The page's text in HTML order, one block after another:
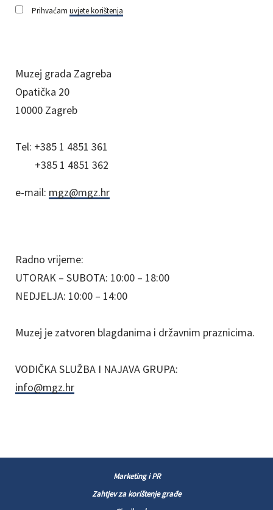
Prihvaćam uvjete korištenja
Muzej grada Zagreba
Opatička 20
10000 Zagreb
Tel: +385 1 4851 361
+385 1 4851 362
e-mail: mgz@mgz.hr
Radno vrijeme:
UTORAK – SUBOTA: 10:00 – 18:00
NEDJELJA: 10:00 – 14:00
Muzej je zatvoren blagdanima i državnim praznicima.
VODIČKA SLUŽBA I NAJAVA GRUPA:
info@mgz.hr
Marketing i PR
Zahtjev za korištenje građe